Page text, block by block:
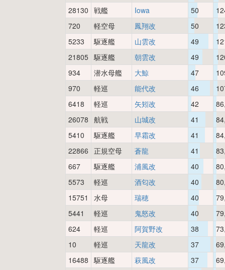
28130 戦艦 Iowa 50
720
軽空母 鳳翔改 50
5233
駆逐艦 山雲改 49
21805 駆逐艦 朝雲改 49
934
潜水母艦 大鯨 47
970
軽巡 能代改 46
6418
軽巡 矢矧改 42
26078 航戦 山城改 41
5410
駆逐艦 早霜改 41
22866
正規空母 蒼龍 41
667
駆逐艦 浦風改 40
5573
軽巡 酒匂改 40
15751
水母 瑞穂 40
5441
軽巡 鬼怒改 40
624
軽巡 阿賀野改 38
10
軽巡 天龍改 37
16488 駆逐艦 萩風改 37